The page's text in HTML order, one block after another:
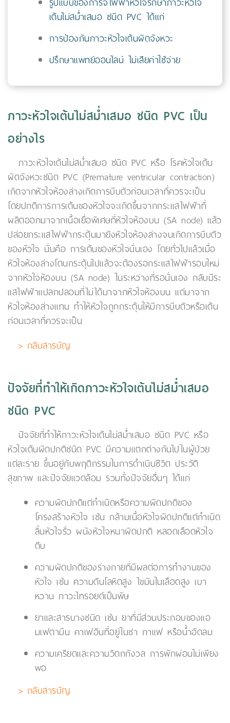
เต้นไม่สม่ำเสมอ ชนิด PVC ได้แก่
การป้องกันภาวะหัวใจเต้นผิดจังหวะ
ปรึกษาแพทย์ออนไลน์ ไม่เสียค่าใช้จ่าย
ภาวะหัวใจเต้นไม่สม่ำเสมอ ชนิด PVC เป็น
อย่างไร
ภาวะหัวใจเต้นไม่สม่ำเสมอ ชนิด PVC หรือ โรคหัวใจเต้น
ผิดจังหวะชนิด PVC (Premature ventricular contraction)
เกิดจากหัวใจห้องล่างเกิดการบีบตัวก่อนเวลาที่ควรจะเป็น
โดยปกติการการเต้นของหัวใจจะเกิดขึ้นจากกระแสไฟฟ้าที่
ผลิตออกมาจากเนื้อเยื่อพิเศษที่หัวใจห้องบน (SA node) แล้ว
ปล่อยกระแสไฟฟ้ากระตุ้นมายังหัวใจห้องล่างจนเกิดการบีบตัว
ของหัวใจ นั่นคือ การเต้นของหัวใจนั่นเอง โดยทั่วไปแล้วเมื่อ
หัวใจห้องล่างโดนกระตุ้นไปแล้วจะต้องรอกระแสไฟฟ้ารอบใหม่
จากหัวใจห้องบน (SA node) ในระหว่างที่รอนั่นเอง กลับมีระ
แสไฟฟ้าแปลกปลอมที่ไม่ได้มาจากหัวใจห้องบน แต่มาจาก
หัวใจห้องล่างแทน ทำให้หัวใจถูกกระตุ้นให้มีการบีบตัวหรือเต้น
ก่อนเวลาที่ควรจะเป็น
> กลับสารบัญ
ปัจจัยที่ทำให้เกิดภาวะหัวใจเต้นไม่สม่ำเสมอ
ชนิด PVC
ปัจจัยที่ทำให้ภาวะหัวใจเต้นไม่สม่ำเสมอ ชนิด PVC หรือ
หัวใจเต้นผิดปกติชนิด PVC มีความแตกต่างกันไปในผู้ป่วย
แต่ละราย ขึ้นอยู่กับพฤติกรรมในการดำเนินชีวิต ประวัติ
สุขภาพ และปัจจัยแวดล้อม รวมทั้งปัจจัยอื่นๆ ได้แก่
ความผิดปกติแต่กำเนิดหรือความผิดปกติของ
โครงสร้างหัวใจ เช่น กล้ามเนื้อหัวใจผิดปกติแต่กำเนิด
ลิ้นหัวใจรั่ว ผนังหัวใจหนาผิดปกติ หลอดเลือดหัวใจ
ตีบ
ความผิดปกติของร่างกายที่มีผลต่อการทำงานของ
หัวใจ เช่น ความดันโลหิตสูง ไขมันในเลือดสูง เบา
หวาน ภาวะไทรอยด์เป็นพิษ
ยาและสารบางชนิด เช่น ยาที่มีส่วนประกอบของแอ
มเฟตามีน คาเฟอีนที่อยู่ในชา กาแฟ หรือน้ำอัดลม
ความเครียดและความวิตกกังวล การพักผ่อนไม่เพียง
พอ
> กลับสารบัญ